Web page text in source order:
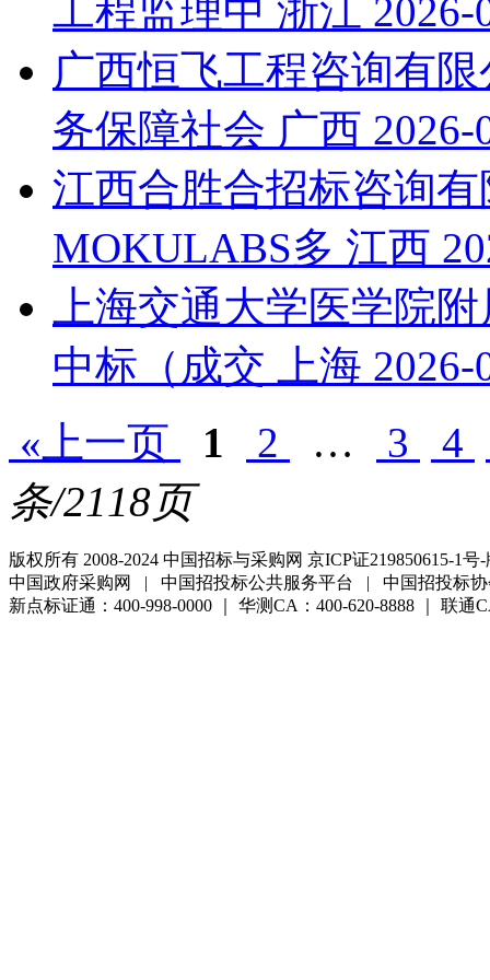
工程监理中 浙江
2026-
广西恒飞工程咨询有
务保障社会 广西 2026-
江西合胜合招标咨询
MOKULABS多 江西
上海交通大学医学院
中标（成交
上海 2026-
«上一页
1 2 … 3 4
条/2118页
版权所有 2008-2024 中国招标与采购网 京ICP证219850615-1号
中国政府采购网 | 中国招投标公共服务平台 | 中国招投标
新点标证通：400-998-0000 ｜ 华测CA：400-620-8888 ｜ 联通